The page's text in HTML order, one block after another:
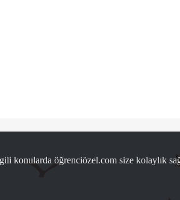
konularda öğrenciözel.com size kolaylık